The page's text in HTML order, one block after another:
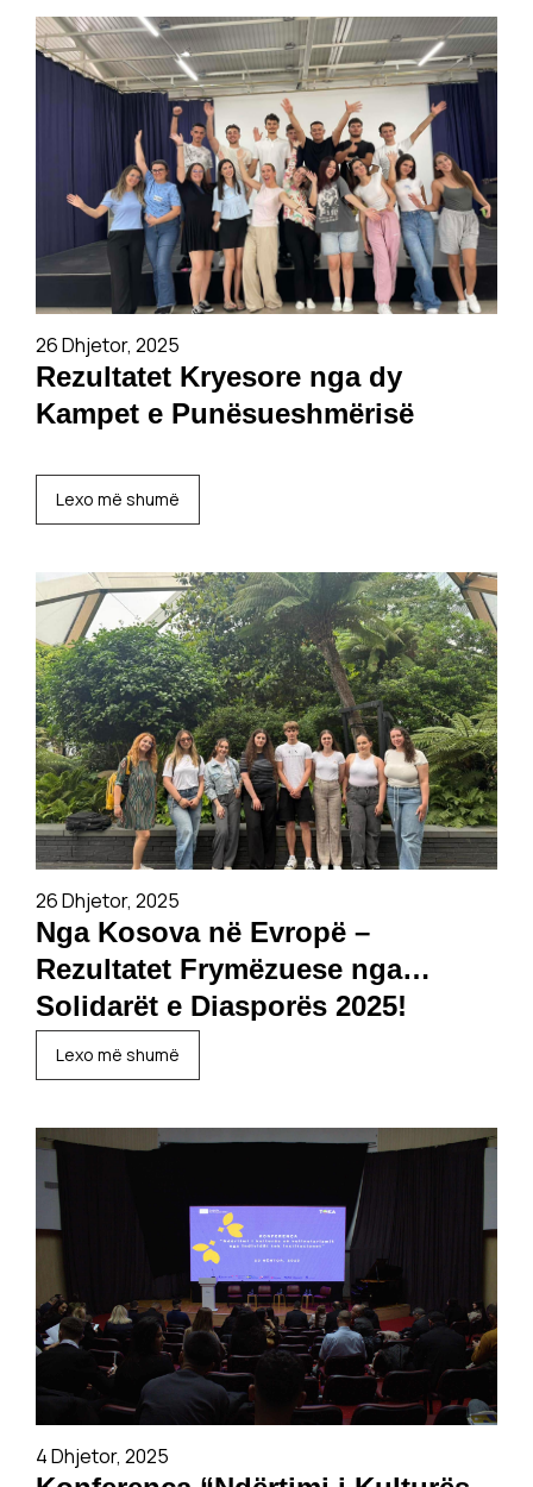
26 Dhjetor, 2025
Rezultatet Kryesore nga dy
Kampet e Punësueshmërisë
Lexo më shumë
26 Dhjetor, 2025
Nga Kosova në Evropë –
Rezultatet Frymëzuese nga
Solidarët e Diasporës 2025!
Lexo më shumë
4 Dhjetor, 2025